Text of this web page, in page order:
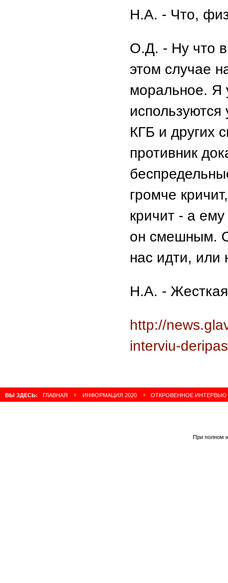
Н.А. - Что,
О.Д. - Ну что
этом случае
моральное. Я
КГБ и других
противник
громче
кричит - а ему
он смешным.
нас идти, или
Н.А. -
http://
interviu-
ВЫ ЗДЕСЬ: ГЛАВНАЯ ИНФОРМАЦИЯ 2020 ОТКРОВЕННОЕ ИНТЕРВЬЮ
При полном